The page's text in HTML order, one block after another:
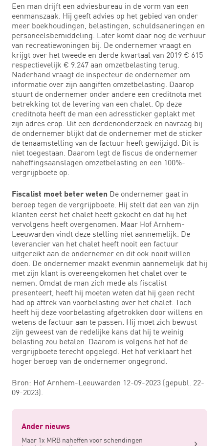
Een man drijft een adviesbureau in de vorm van een
eenmanszaak. Hij geeft advies op het gebied van onder
meer boekhoudingen, belastingen, schuldsaneringen en
personeelsbemiddeling. Later komt daar nog de verhuur
van recreatiewoningen bij. De ondernemer vraagt en
krijgt over het tweede en derde kwartaal van 2019 € 615
respectievelijk € 9.247 aan omzetbelasting terug.
Naderhand vraagt de inspecteur de ondernemer om
informatie over zijn aangiften omzetbelasting. Daarop
stuurt de ondernemer onder andere een creditnota met
betrekking tot de levering van een chalet. Op deze
creditnota heeft de man een adressticker geplakt met
zijn adres erop. Uit een derdenonderzoek en navraag bij
de ondernemer blijkt dat de ondernemer met de sticker
de tenaamstelling van de factuur heeft gewijzigd. Dit is
niet toegestaan. Daarom legt de fiscus de ondernemer
naheffingsaanslagen omzetbelasting en een 100%-
vergrijpboete op.
Fiscalist moet beter weten De ondernemer gaat in
beroep tegen de vergrijpboete. Hij stelt dat een van zijn
klanten eerst het chalet heeft gekocht en dat hij het
vervolgens heeft overgenomen. Maar Hof Arnhem-
Leeuwarden vindt deze stelling niet aannemelijk. De
leverancier van het chalet heeft nooit een factuur
uitgereikt aan de ondernemer en dit ook nooit willen
doen. De ondernemer maakt evenmin aannemelijk dat hij
met zijn klant is overeengekomen het chalet over te
nemen. Omdat de man zich mede als fiscalist
presenteert, heeft hij moeten weten dat hij geen recht
had op aftrek van voorbelasting over het chalet. Toch
heeft hij deze voorbelasting afgetrokken door willens en
wetens de factuur aan te passen. Hij moet zich bewust
zijn geweest van de redelijke kans dat hij te weinig
belasting zou betalen. Daarom is volgens het hof de
vergrijpboete terecht opgelegd. Het hof verklaart het
hoger beroep van de ondernemer ongegrond.
Bron: Hof Arnhem-Leeuwarden 12-09-2023 (gepubl. 22-
09-2023).
Ander nieuws
Maar 1x MRB naheffen voor schendingen